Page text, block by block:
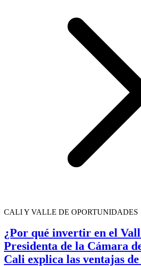
CALI Y VALLE DE OPORTUNIDADES
¿Por qué invertir en el
Presidenta de la Cámara
Cali explica las ventajas